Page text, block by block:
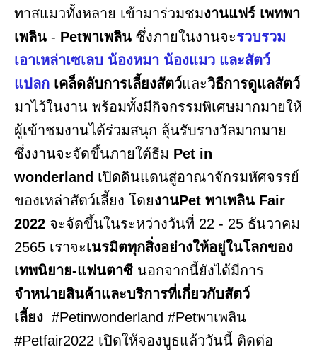
ทาสแมวทั้งหลาย เข้ามาร่วมชมงานแฟร์ เพทพา
เพลิน - Petพาเพลิน ซึ่งภายในงานจะรวบรวม
เอาเหล่าเซเลบ น้องหมา น้องแมว และสัตว์
แปลก เคล็ดลับการเลี้ยงสัตว์และวิธีการดูแลสัตว์
มาไว้ในงาน พร้อมทั้งมีกิจกรรมพิเศษมากมายให้
ผู้เข้าชมงานได้ร่วมสนุก ลุ้นรับรางวัลมากมาย
ซึ่งงานจะจัดขึ้นภายใต้ธีม Pet in
wonderland เปิดดินแดนสู่อาณาจักรมหัศจรรย์
ของเหล่าสัตว์เลี้ยง โดยงานPet พาเพลิน Fair
2022 จะจัดขึ้นในระหว่างวันที่ 22 - 25 ธันวาคม
2565 เราจะเนรมิตทุกสิ่งอย่างให้อยู่ในโลกของ
เทพนิยาย-แฟนตาซี นอกจากนี้ยังได้มีการ
จำหน่ายสินค้าและบริการที่เกี่ยวกับสัตว์
เลี้ยง #Petinwonderland #Petพาเพลิน
#Petfair2022 เปิดให้จองบูธแล้ววันนี้ ติดต่อ